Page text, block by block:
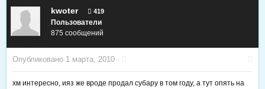
kwoter 419
Пользователи
875 сообщений
Опубликовано 1 марта, 2010 ·
хм интересно, ияз же вроде продал субару в том году, а тут опять на